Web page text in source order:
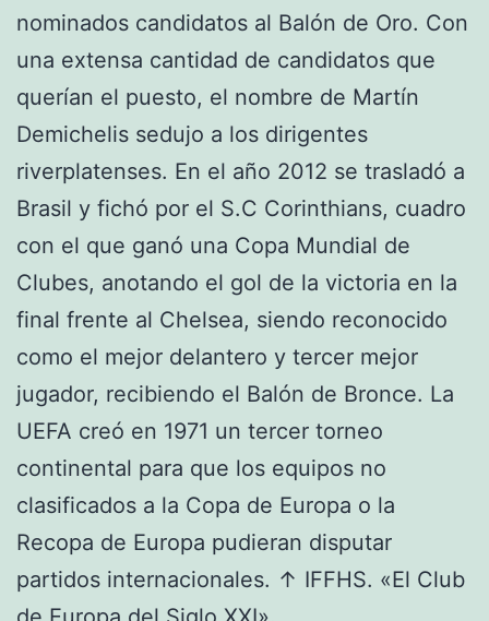
nominados candidatos al Balón de Oro. Con
una extensa cantidad de candidatos que
querían el puesto, el nombre de Martín
Demichelis sedujo a los dirigentes
riverplatenses. En el año 2012 se trasladó a
Brasil y fichó por el S.C Corinthians, cuadro
con el que ganó una Copa Mundial de
Clubes, anotando el gol de la victoria en la
final frente al Chelsea, siendo reconocido
como el mejor delantero y tercer mejor
jugador, recibiendo el Balón de Bronce. La
UEFA creó en 1971 un tercer torneo
continental para que los equipos no
clasificados a la Copa de Europa o la
Recopa de Europa pudieran disputar
partidos internacionales. ↑ IFFHS. «El Club